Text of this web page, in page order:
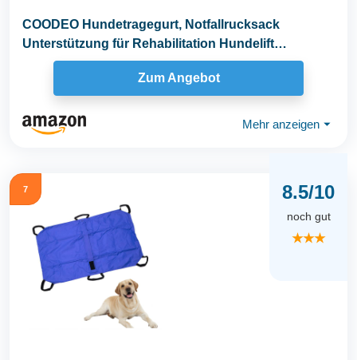
COODEO Hundetragegurt, Notfallrucksack
Unterstützung für Rehabilitation Hundelift
Geschirr...
Zum Angebot
Mehr anzeigen ⏷
7 8.5/10
noch gut
★★★